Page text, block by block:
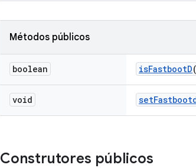
Métodos públicos
boolean isFastbootD
void set
Construtores públicos